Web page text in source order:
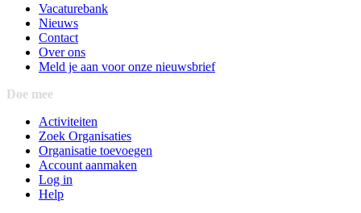
Vacaturebank
Nieuws
Contact
Over ons
Meld je aan voor onze nieuwsbrief
Doe mee
Activiteiten
Zoek Organisaties
Organisatie toevoegen
Account aanmaken
Log in
Help